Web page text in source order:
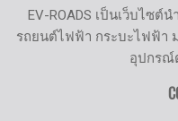
EV-ROADS เป็นเว็บไซ
รถยนต์ไฟฟ้า กระบะไฟฟ้า
อุปกรณ์